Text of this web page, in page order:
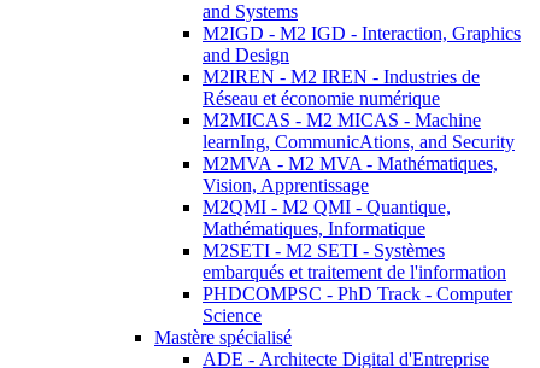
and Systems
M2IGD - M2 IGD - Interaction, Graphics
and Design
M2IREN - M2 IREN - Industries de
Réseau et économie numérique
M2MICAS - M2 MICAS - Machine
learnIng, CommunicAtions, and Security
M2MVA - M2 MVA - Mathématiques,
Vision, Apprentissage
M2QMI - M2 QMI - Quantique,
Mathématiques, Informatique
M2SETI - M2 SETI - Systèmes
embarqués et traitement de l'information
PHDCOMPSC - PhD Track - Computer
Science
Mastère spécialisé
ADE - Architecte Digital d'Entreprise